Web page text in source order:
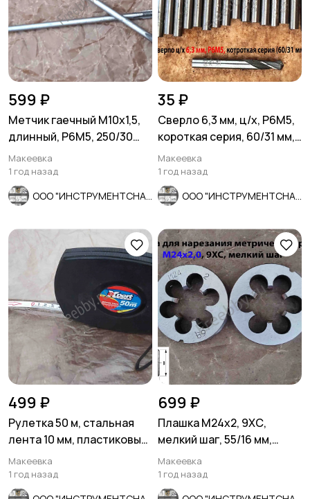
599 ₽
Метчик гаечный М10х1,5,
длинный, Р6М5, 250/30
мм, основной шаг, 2640-0
Макеевка
1 год назад
35 ₽
Сверло 6,3 мм, ц/х, Р6М5,
короткая серия, 60/31 мм,
класс В1, СССР.
Макеевка
1 год назад
499 ₽
Рулетка 50 м, стальная
лента 10 мм, пластиковый
ударопрочный корпус, ч
Макеевка
1 год назад
699 ₽
Плашка М24х2, 9ХС,
мелкий шаг, 55/16 мм,
ГОСТ 7740-71, сделано в
СССР
Макеевка
1 год назад